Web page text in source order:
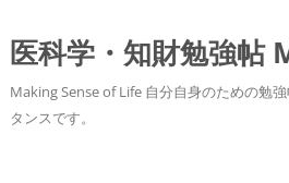
医科学・知財勉強帖
Making Sense of Life 自分自身のための勉
タンスです。